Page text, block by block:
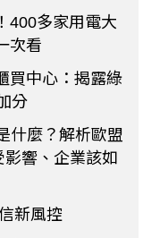
400多家用電大
次看
買中心：揭露綠
分
什麼？解析歐盟
響、企業該如
新風控